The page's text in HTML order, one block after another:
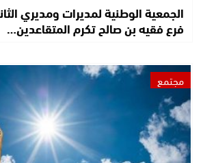
الجمعية الوطنية لمديرات ومديري
فرع فقيه بن صالح تكرم المتقاعدين…
مجتمع